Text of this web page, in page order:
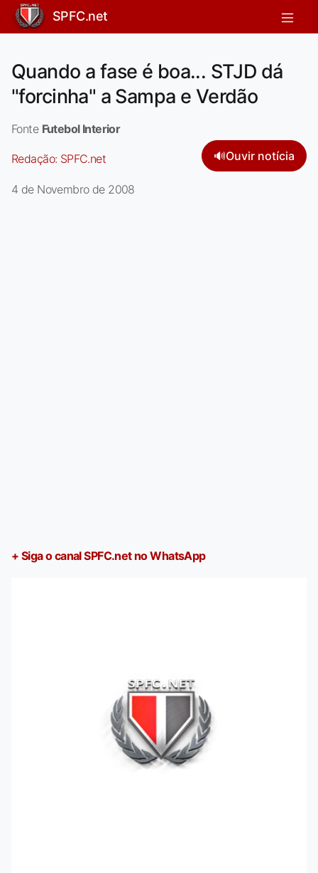
SPFC.net
Quando a fase é boa... STJD dá
"forcinha" a Sampa e Verdão
Fonte Futebol Interior
Redação: SPFC.net 🔊Ouvir notícia
4 de Novembro de 2008
+ Siga o canal SPFC.net no WhatsApp